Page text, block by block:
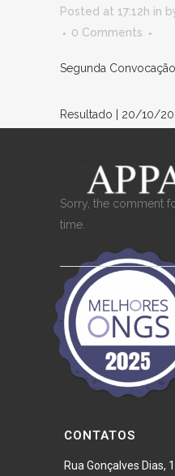
Posted at 17:12h in
0 Comments
Segunda
Resultado | 20/10/
Sorry, the comment
time.
CONTATOS
Rua Gonçalves Dias,